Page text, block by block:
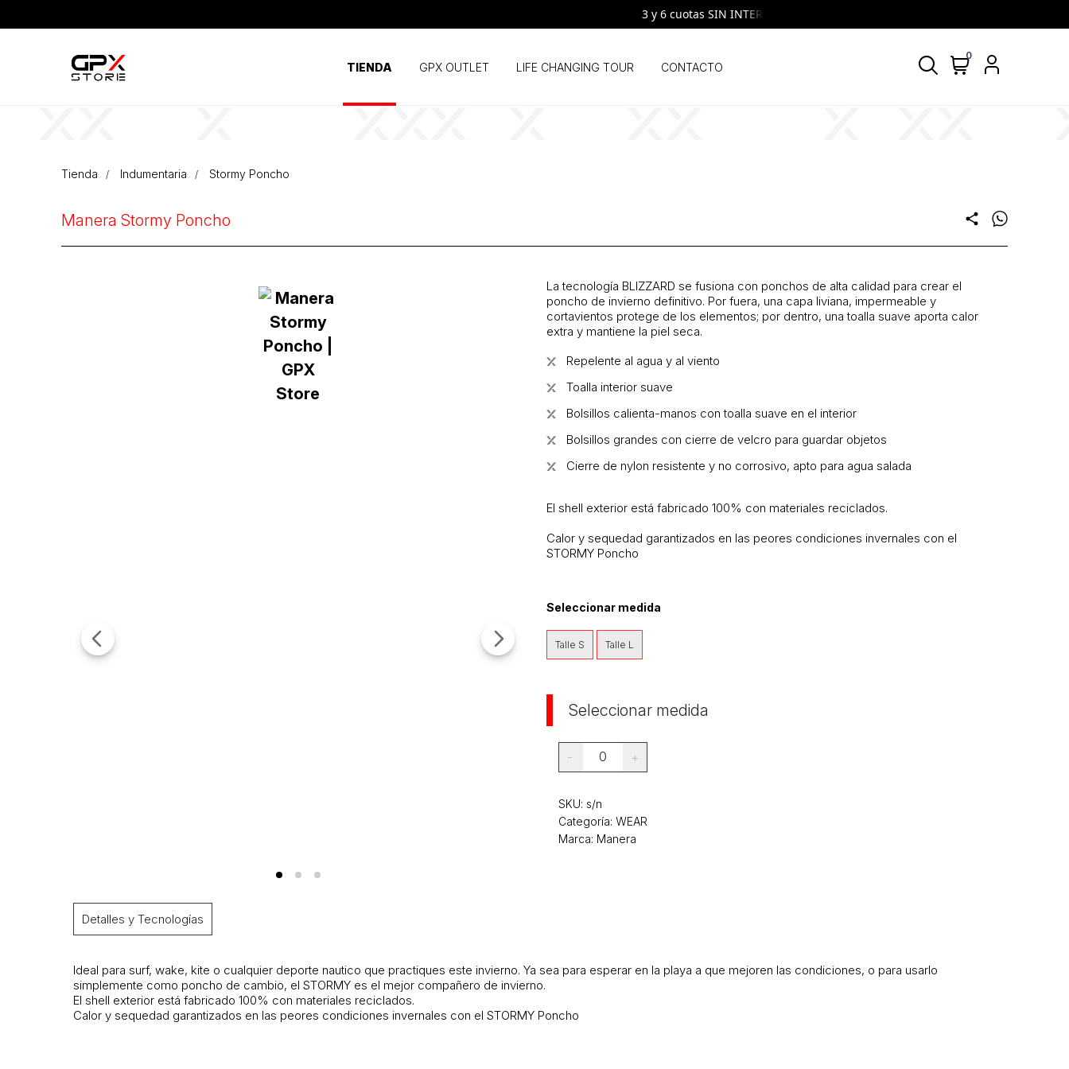
3 y 6 cuotas SIN INTERES | VISA y MASTERCARD | Todos los días, todos los bancos
TIENDA GPX OUTLET LIFE CHANGING TOUR CONTACTO
0
Tienda Indumentaria Stormy Poncho
Manera Stormy Poncho share
La tecnología BLIZZARD se fusiona con ponchos de alta calidad para crear el
poncho de invierno definitivo. Por fuera, una capa liviana, impermeable y
cortavientos protege de los elementos; por dentro, una toalla suave aporta calor
extra y mantiene la piel seca.
Repelente al agua y al viento
Toalla interior suave
Bolsillos calienta-manos con toalla suave en el interior
Bolsillos grandes con cierre de velcro para guardar objetos
Cierre de nylon resistente y no corrosivo, apto para agua salada
El shell exterior está fabricado 100% con materiales reciclados.
Calor y sequedad garantizados en las peores condiciones invernales con el
STORMY Poncho
Seleccionar medida
Talle S Talle L
Seleccionar medida
- 0 +
SKU: s/n
Categoría: WEAR
Marca: Manera
Detalles y Tecnologías
Ideal para surf, wake, kite o cualquier deporte nautico que practiques este invierno. Ya sea para esperar en la playa a que mejoren las condiciones, o para usarlo
simplemente como poncho de cambio, el STORMY es el mejor compañero de invierno.
El shell exterior está fabricado 100% con materiales reciclados.
Calor y sequedad garantizados en las peores condiciones invernales con el STORMY Poncho